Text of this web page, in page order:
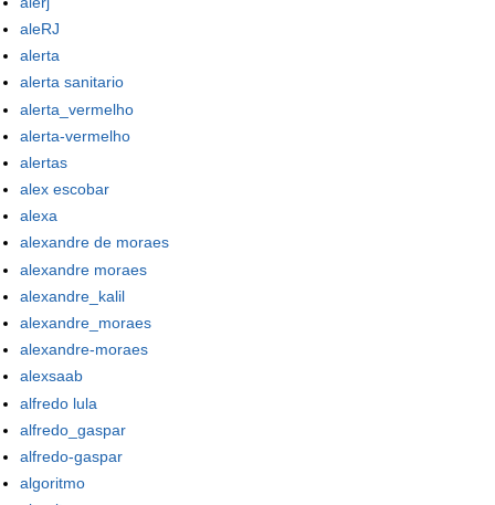
aleRJ
alerta
alerta sanitario
alerta_vermelho
alerta-vermelho
alertas
alex escobar
alexa
alexandre de moraes
alexandre moraes
alexandre_kalil
alexandre_moraes
alexandre-moraes
alexsaab
alfredo lula
alfredo_gaspar
alfredo-gaspar
algoritmo